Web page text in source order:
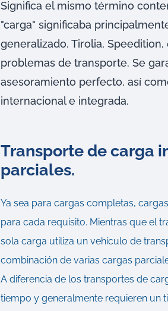
Significa el mismo término
"carga" significaba
generalizado. Tirolia,
problemas de transporte. Se
asesoramiento perfecto, así
internacional e integrada.
Transporte de carga
parciales.
Ya sea para cargas completas,
para cada requisito. Mientras que el
sola carga utiliza un vehículo de
combinación de varias cargas
A diferencia de los transportes de
tiempo y generalmente requieren un